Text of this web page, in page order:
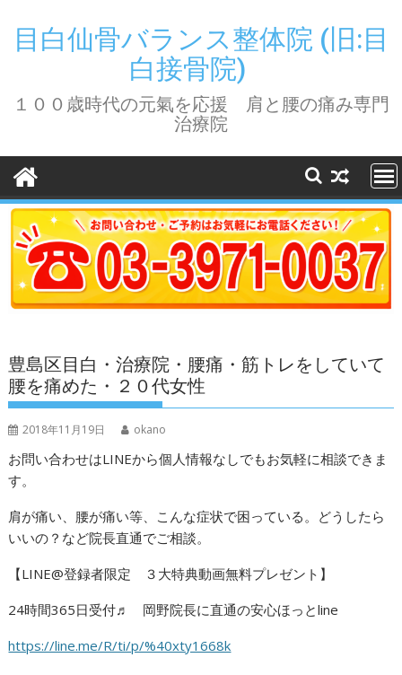
content
目白仙骨バランス整体院 (旧:目
白接骨院)
１００歳時代の元氣を応援 肩と腰の痛み専門
治療院
豊島区目白・治療院・腰痛・筋トレをしていて
腰を痛めた・２０代女性
2018年11月19日 okano
お問い合わせはLINEから個人情報なしでもお気軽に相談できま
す。
肩が痛い、腰が痛い等、こんな症状で困っている。どうしたら
いいの？など院長直通でご相談。
【LINE@登録者限定 ３大特典動画無料プレゼント】
24時間365日受付♬ 岡野院長に直通の安心ほっとline
https://line.me/R/ti/p/%40xty1668k